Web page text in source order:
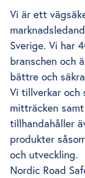
Vi är ett
Sverige. Vi har
branschen och
bättre och
Vi tillverkar och
mitträcken
tillhandahåller
produkter
och utveckling.
Nordic Road